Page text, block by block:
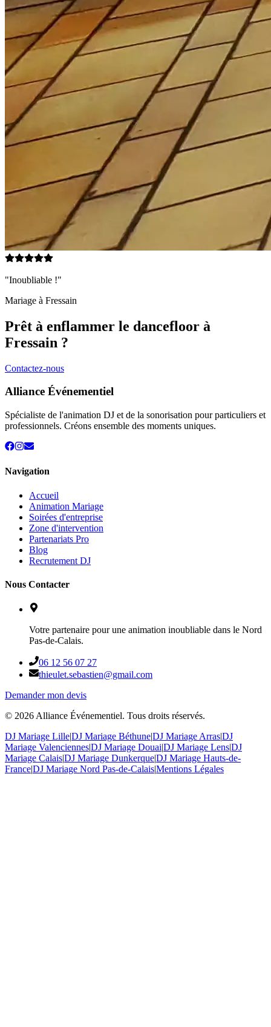
"Inoubliable !"
Mariage à Fressain
Prêt à enflammer le dancefloor à
Fressain ?
Contactez-nous
Alliance Événementiel
Spécialiste de l'animation DJ et de la sonorisation pour particuliers et
professionnels. Créons ensemble des moments uniques.
Navigation
Accueil
Animation Mariage
Soirées d'entreprise
Zone d'intervention
Partenariats Pro
Blog
Recrutement DJ
Nous Contacter
Votre partenaire pour une animation inoubliable dans le Nord
Pas-de-Calais.
06 12 56 07 27
thieulet.sebastien@gmail.com
Demander mon devis
© 2026 Alliance Événementiel. Tous droits réservés.
DJ Mariage Lille|DJ Mariage Béthune|DJ Mariage Arras|DJ
Mariage Valenciennes|DJ Mariage Douai|DJ Mariage Lens|DJ
Mariage Calais|DJ Mariage Dunkerque|DJ Mariage Hauts-de-
France|DJ Mariage Nord Pas-de-Calais|Mentions Légales